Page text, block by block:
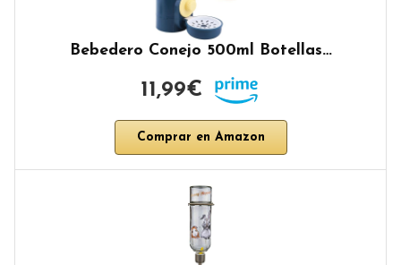
Bebedero Conejo 500ml Botellas…
11,99€
Comprar en Amazon